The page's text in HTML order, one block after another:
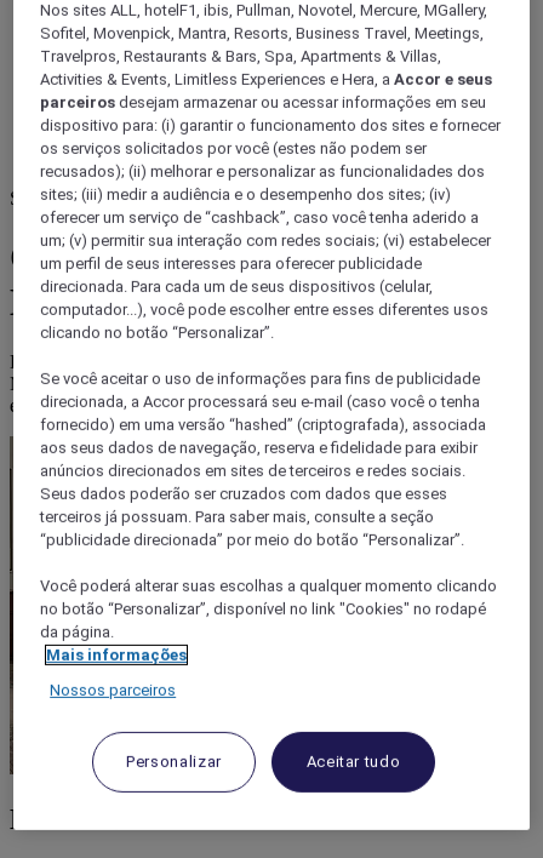
Sono de hotel em casa
CAMA DO HOTEL
MERCURE
Desfrute do conforto da coleção de roupas de cama do hotel
Mercure em sua casa: cama, colchão, travesseiros, pillow tops,
edredons, lençóis e muito mais.
DESCUBRA MERCURE STORE
Nos sites ALL, hotelF1, ibis, Pullman, Novotel, Mercure, MGallery,
Sofitel, Movenpick, Mantra, Resorts, Business Travel, Meetings,
Travelpros, Restaurants & Bars, Spa, Apartments & Villas,
Activities & Events, Limitless Experiences e Hera, aAccor e seus
parceiros desejam armazenar ou acessar informações em seu
dispositivo para: (i) garantir o funcionamento dos sites e fornecer
os serviços solicitados por você (estes não podem ser
recusados); (ii) melhorar e personalizar as funcionalidades dos
sites; (iii) medir a audiência e o desempenho dos sites; (iv)
oferecer um serviço de “cashback”, caso você tenha aderido a
um; (v) permitir sua interação com redes sociais; (vi) estabelecer
um perfil de seus interesses para oferecer publicidade
direcionada. Para cada um de seus dispositivos (celular,
computador...), você pode escolher entre esses diferentes usos
clicando no botão “Personalizar”.
Se você aceitar o uso de informações para fins de publicidade
direcionada, a Accor processará seu e-mail (caso você o tenha
fornecido) em uma versão “hashed” (criptografada), associada
aos seus dados de navegação, reserva e fidelidade para exibir
anúncios direcionados em sites de terceiros e redes sociais.
Seus dados poderão ser cruzados com dados que esses
terceiros já possuam. Para saber mais, consulte a seção
“publicidade direcionada” por meio do botão “Personalizar”.
Você poderá alterar suas escolhas a qualquer momento clicando
no botão “Personalizar”, disponível no link "Cookies" no rodapé
da página.
Mais informações
Nossos parceiros
Personalizar Aceitar tudo